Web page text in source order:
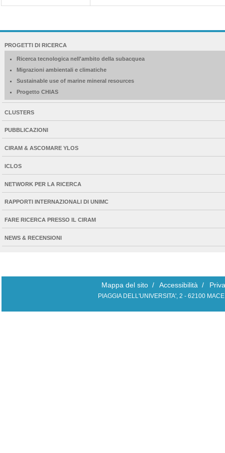
EXTENDED
PROGETTI DI RICERCA
Ricerca tecnologica nell'ambito della subacquea
Migrazioni ambientali e climatiche
Sustainable use of marine mineral resources
Progetto CHIAS
CLUSTERS
PUBBLICAZIONI
CIRAM & ASCOMARE YLOS
ICLOS
NETWORK PER LA RICERCA
RAPPORTI INTERNAZIONALI DI UNIMC
FARE RICERCA PRESSO IL CIRAM
NEWS & RECENSIONI
Mappa del sito / Accessibilità /
PIAGGIA DELL'UNIVERSITA', 2 - 62100